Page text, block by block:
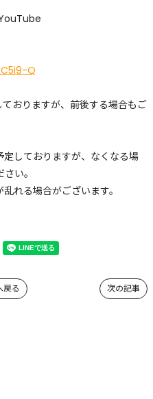
Q
おりますが、前後する場合もご
しておりますが、なくなる場
い。
れる場合がございます。
次の記事
戻る